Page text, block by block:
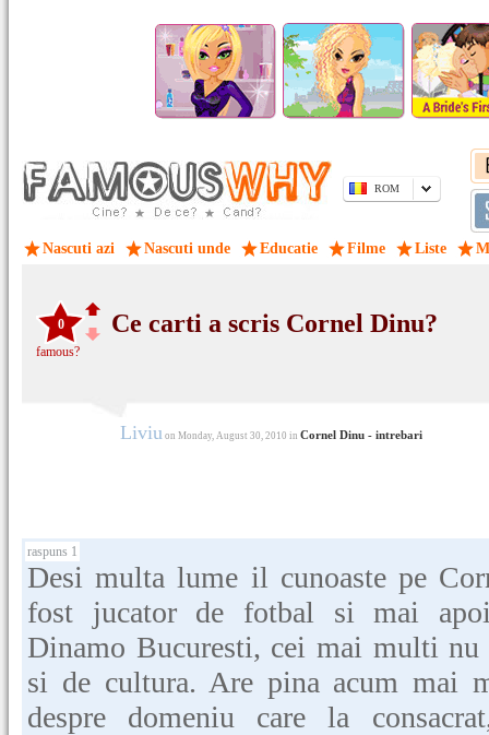
ROM
Nascuti azi Nascuti unde Educatie Filme Liste
0
famous?
Ce carti a scris Cornel Dinu?
Liviu on Monday, August 30, 2010 in Cornel Dinu - intrebari
raspuns 1
Desi multa lume il cunoaste pe
fost jucator de fotbal si mai
Dinamo Bucuresti, cei mai multi nu
si de cultura. Are pina acum mai
despre domeniu care la